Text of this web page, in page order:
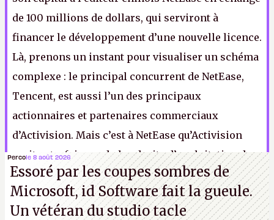
de 100 millions de dollars, qui serviront à
financer le développement d’une nouvelle licence.
Là, prenons un instant pour visualiser un schéma
complexe : le principal concurrent de NetEase,
Tencent, est aussi l’un des principaux
actionnaires et partenaires commerciaux
d’Activision. Mais c’est à NetEase qu’Activision
avait autrefois vendu les droits d’exploitation des
jeux Blizzard en Chine. C’est si beau qu’on dirait le
pitch d’un film français.N.
Percole 8 août 2026
Essoré par les coupes sombres de
Microsoft, id Software fait la gueule.
Un vétéran du studiotacle